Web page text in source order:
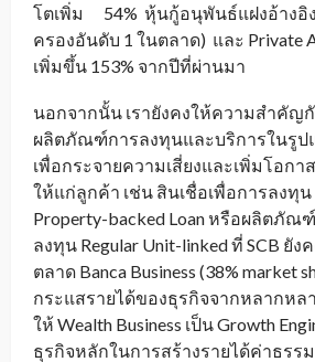
โตเพิ่ม 54% หุ้นกู้อนุพันธ์แฝงอ้างอิง
ครองอันดับ 1 ในตลาด) และ Private
เพิ่มขึ้น 153% จากปีที่ผ่านมา
นอกจากนั้น เรายังคงให้ความสำคัญ
ผลิตภัณฑ์การลงทุนและบริการในรูป
เพื่อกระจายความเสี่ยงและเพิ่มโอก
ให้แก่ลูกค้า เช่น สินเชื่อเพื่อการลงทุน
Property-backed Loan หรือผลิตภัณ
ลงทุน Regular Unit-linked ที่ SCB ยั
ตลาด Banca Business (38% market
กระแสรายได้ของธุรกิจจากหลากหล
ให้ Wealth Business เป็น Growth
ธุรกิจหลักในการสร้างรายได้ค่าธรร